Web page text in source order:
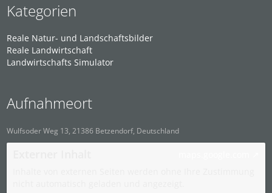
Kategorien
Reale Natur- und Landschaftsbilder
Reale Landwirtschaft
Landwirtschafts Simulator
Aufnahmeort
Wulfsoder Weg 13, 21386 Betzendorf, Deutschland